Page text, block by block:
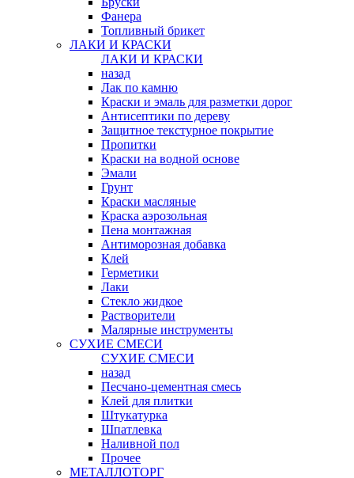
Фанера
Топливный брикет
ЛАКИ И КРАСКИ
ЛАКИ И КРАСКИ
назад
Лак по камню
Краски и эмаль для разметки дорог
Антисептики по дереву
Защитное текстурное покрытие
Пропитки
Краски на водной основе
Эмали
Грунт
Краски масляные
Краска аэрозольная
Пена монтажная
Антиморозная добавка
Клей
Герметики
Лаки
Стекло жидкое
Растворители
Малярные инструменты
СУХИЕ СМЕСИ
СУХИЕ СМЕСИ
назад
Песчано-цементная смесь
Клей для плитки
Штукатурка
Шпатлевка
Наливной пол
Прочее
МЕТАЛЛОТОРГ